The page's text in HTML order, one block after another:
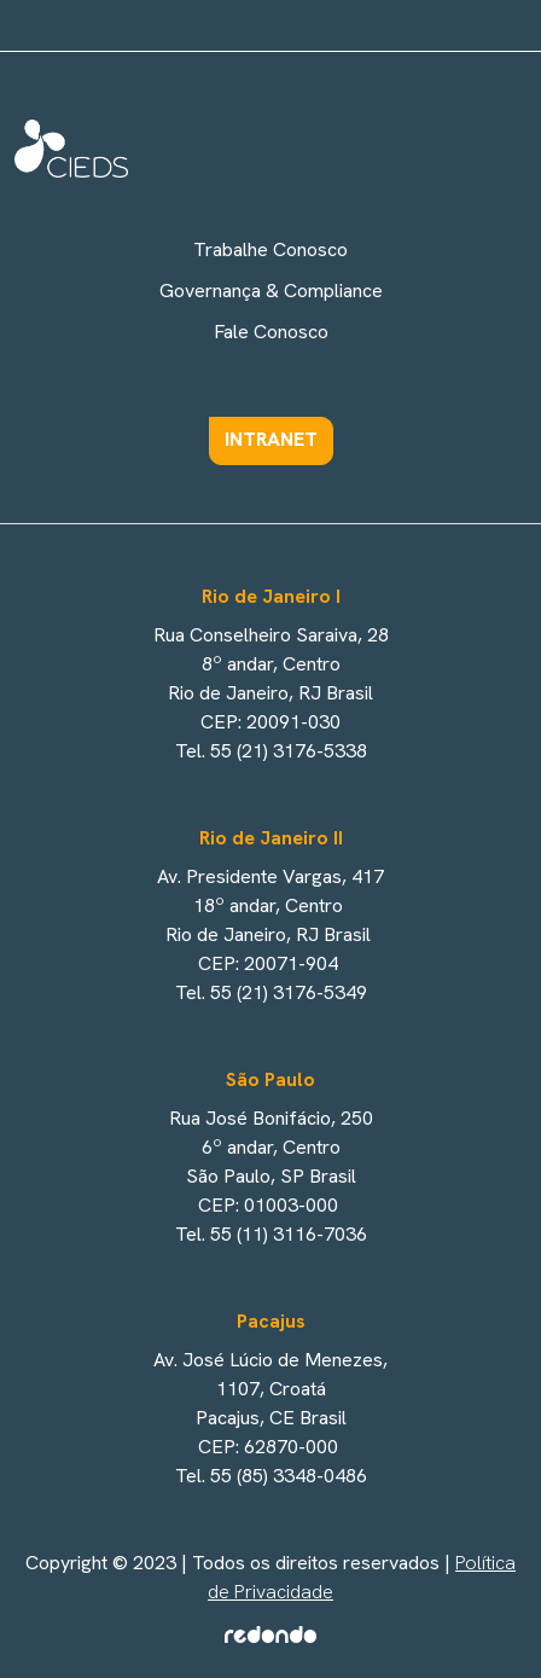
Trabalhe Conosco
Governança & Compliance
Fale Conosco
INTRANET
Rio de Janeiro I
Rua Conselheiro Saraiva, 28
8º andar, Centro
Rio de Janeiro, RJ Brasil
CEP: 20091-030
Tel. 55 (21) 3176-5338
Rio de Janeiro II
Av. Presidente Vargas, 417
18º andar, Centro
Rio de Janeiro, RJ Brasil
CEP: 20071-904
Tel. 55 (21) 3176-5349
São Paulo
Rua José Bonifácio, 250
6º andar, Centro
São Paulo, SP Brasil
CEP: 01003-000
Tel. 55 (11) 3116-7036
Pacajus
Av. José Lúcio de Menezes,
1107, Croatá
Pacajus, CE Brasil
CEP: 62870-000
Tel. 55 (85) 3348-0486
Copyright © 2023 | Todos os direitos reservados | Política
de Privacidade